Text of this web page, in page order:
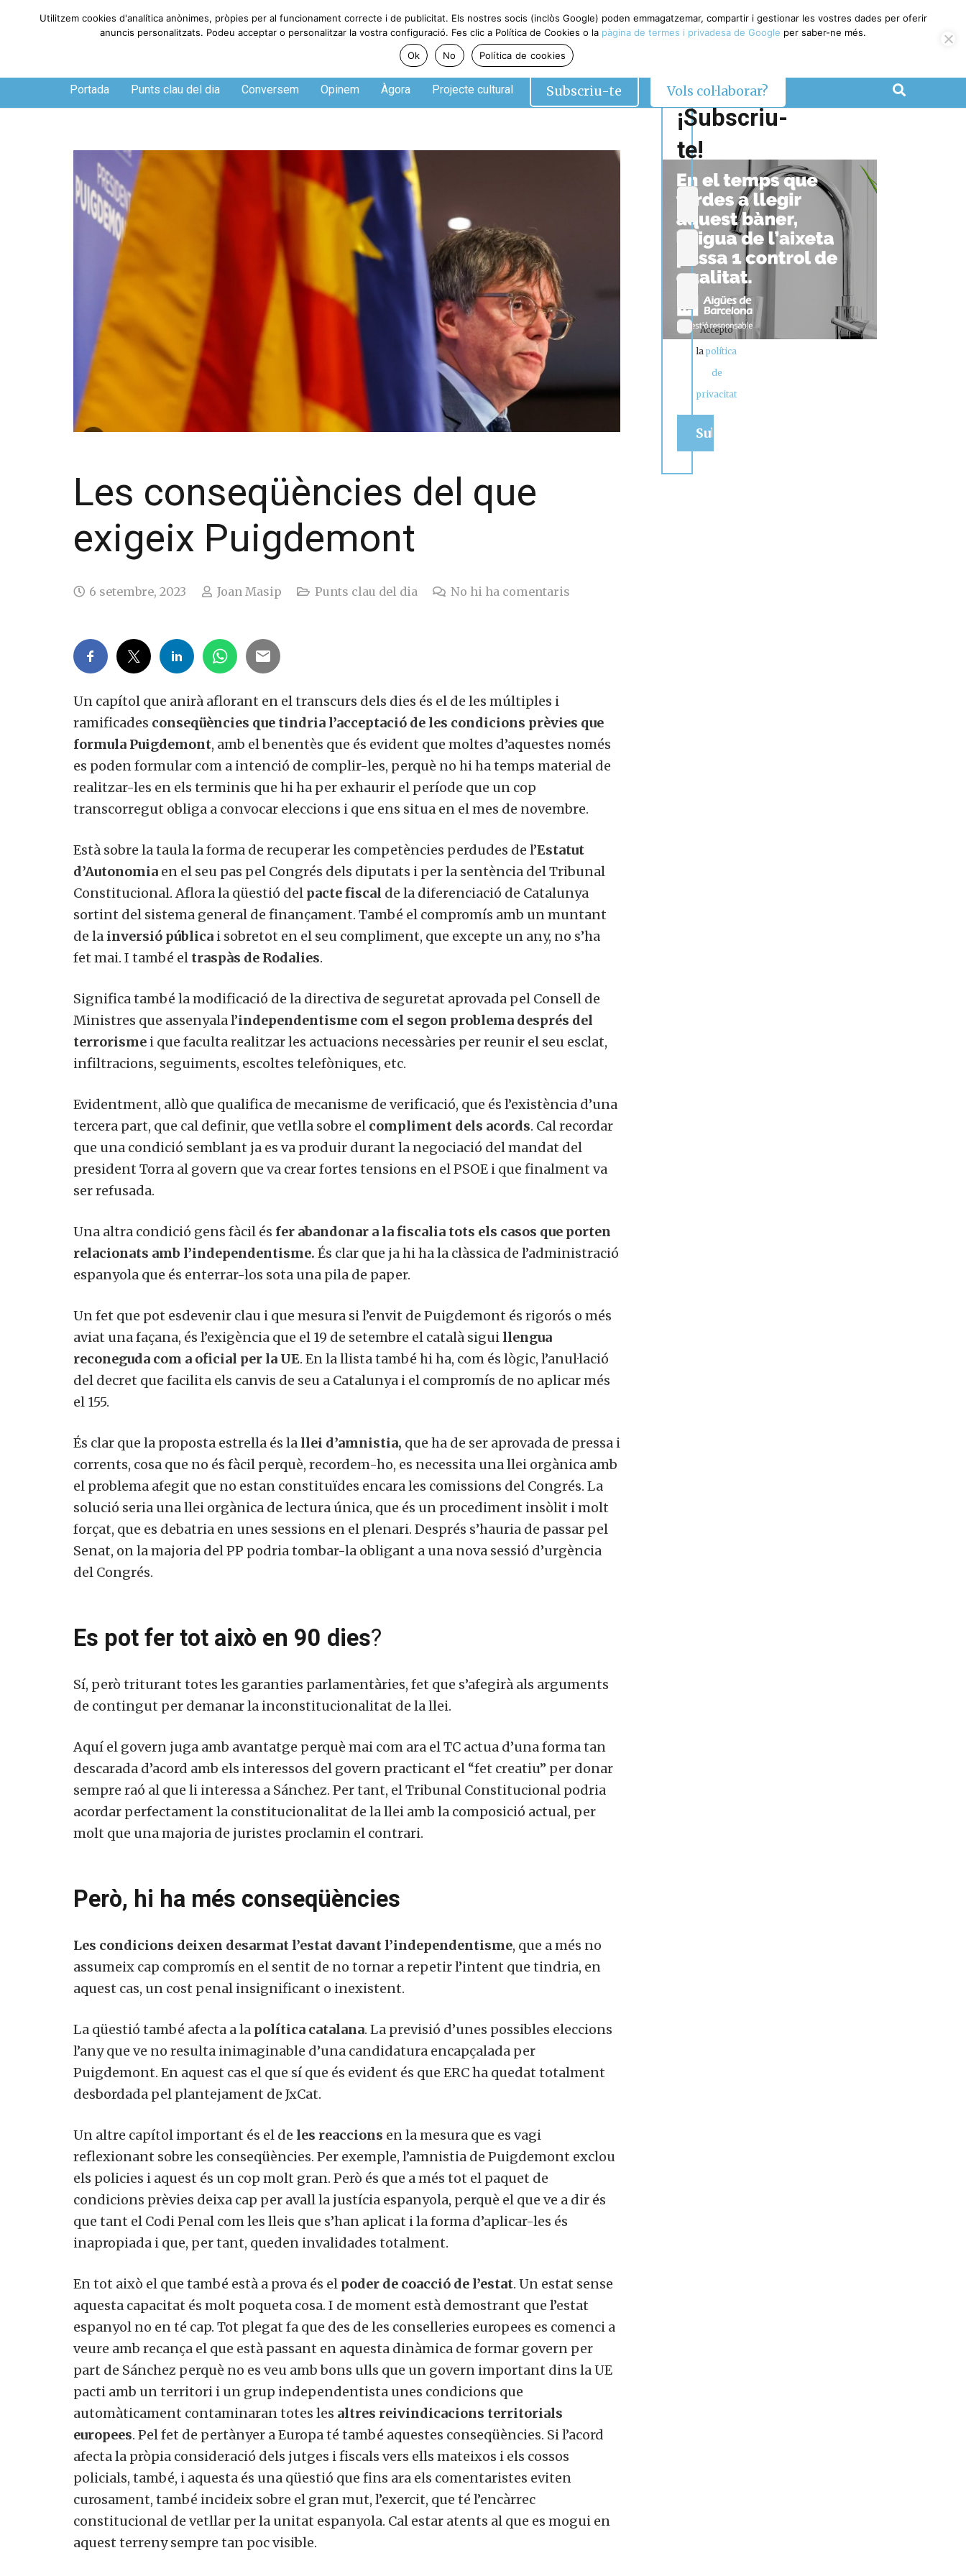
Divendres, 7 de agosto de 2026
Portada Punts clau del dia Conversem Opinem Àgora Projecte cultural Subscriu-te Vols col·laborar?
Les conseqüències del que
exigeix Puigdemont
6 setembre, 2023 Joan Masip Punts clau del dia No hi ha comentaris
Un capítol que anirà aflorant en el transcurs dels dies és el de les múltiples i
ramificades conseqüències que tindria l’acceptació de les condicions prèvies que
formula Puigdemont, amb el benentès que és evident que moltes d’aquestes només
es poden formular com a intenció de complir-les, perquè no hi ha temps material de
realitzar-les en els terminis que hi ha per exhaurir el període que un cop
transcorregut obliga a convocar eleccions i que ens situa en el mes de novembre.
Està sobre la taula la forma de recuperar les competències perdudes de l’Estatut
d’Autonomia en el seu pas pel Congrés dels diputats i per la sentència del Tribunal
Constitucional. Aflora la qüestió del pacte fiscal de la diferenciació de Catalunya
sortint del sistema general de finançament. També el compromís amb un muntant
de la inversió pública i sobretot en el seu compliment, que excepte un any, no s’ha
fet mai. I també el traspàs de Rodalies.
Significa també la modificació de la directiva de seguretat aprovada pel Consell de
Ministres que assenyala l’independentisme com el segon problema després del
terrorisme i que faculta realitzar les actuacions necessàries per reunir el seu esclat,
infiltracions, seguiments, escoltes telefòniques, etc.
Evidentment, allò que qualifica de mecanisme de verificació, que és l’existència d’una
tercera part, que cal definir, que vetlla sobre el compliment dels acords. Cal recordar
que una condició semblant ja es va produir durant la negociació del mandat del
president Torra al govern que va crear fortes tensions en el PSOE i que finalment va
ser refusada.
Una altra condició gens fàcil és fer abandonar a la fiscalia tots els casos que porten
relacionats amb l’independentisme. És clar que ja hi ha la clàssica de l’administració
espanyola que és enterrar-los sota una pila de paper.
Un fet que pot esdevenir clau i que mesura si l’envit de Puigdemont és rigorós o més
aviat una façana, és l’exigència que el 19 de setembre el català sigui llengua
reconeguda com a oficial per la UE. En la llista també hi ha, com és lògic, l’anul·lació
del decret que facilita els canvis de seu a Catalunya i el compromís de no aplicar més
el 155.
És clar que la proposta estrella és la llei d’amnistia, que ha de ser aprovada de pressa i
corrents, cosa que no és fàcil perquè, recordem-ho, es necessita una llei orgànica amb
el problema afegit que no estan constituïdes encara les comissions del Congrés. La
solució seria una llei orgànica de lectura única, que és un procediment insòlit i molt
forçat, que es debatria en unes sessions en el plenari. Després s’hauria de passar pel
Senat, on la majoria del PP podria tombar-la obligant a una nova sessió d’urgència
del Congrés.
Es pot fer tot això en 90 dies?
Sí, però triturant totes les garanties parlamentàries, fet que s’afegirà als arguments
de contingut per demanar la inconstitucionalitat de la llei.
Aquí el govern juga amb avantatge perquè mai com ara el TC actua d’una forma tan
descarada d’acord amb els interessos del govern practicant el “fet creatiu” per donar
sempre raó al que li interessa a Sánchez. Per tant, el Tribunal Constitucional podria
acordar perfectament la constitucionalitat de la llei amb la composició actual, per
molt que una majoria de juristes proclamin el contrari.
Però, hi ha més conseqüències
Les condicions deixen desarmat l’estat davant l’independentisme, que a més no
assumeix cap compromís en el sentit de no tornar a repetir l’intent que tindria, en
aquest cas, un cost penal insignificant o inexistent.
La qüestió també afecta a la política catalana. La previsió d’unes possibles eleccions
l’any que ve no resulta inimaginable d’una candidatura encapçalada per
Puigdemont. En aquest cas el que sí que és evident és que ERC ha quedat totalment
desbordada pel plantejament de JxCat.
Un altre capítol important és el de les reaccions en la mesura que es vagi
reflexionant sobre les conseqüències. Per exemple, l’amnistia de Puigdemont exclou
els policies i aquest és un cop molt gran. Però és que a més tot el paquet de
condicions prèvies deixa cap per avall la justícia espanyola, perquè el que ve a dir és
que tant el Codi Penal com les lleis que s’han aplicat i la forma d’aplicar-les és
inapropiada i que, per tant, queden invalidades totalment.
En tot això el que també està a prova és el poder de coacció de l’estat. Un estat sense
aquesta capacitat és molt poqueta cosa. I de moment està demostrant que l’estat
espanyol no en té cap. Tot plegat fa que des de les conselleries europees es comenci a
veure amb recança el que està passant en aquesta dinàmica de formar govern per
part de Sánchez perquè no es veu amb bons ulls que un govern important dins la UE
pacti amb un territori i un grup independentista unes condicions que
automàticament contaminaran totes les altres reivindicacions territorials
europees. Pel fet de pertànyer a Europa té també aquestes conseqüències. Si l’acord
afecta la pròpia consideració dels jutges i fiscals vers ells mateixos i els cossos
policials, també, i aquesta és una qüestió que fins ara els comentaristes eviten
curosament, també incideix sobre el gran mut, l’exercit, que té l’encàrrec
constitucional de vetllar per la unitat espanyola. Cal estar atents al que es mogui en
aquest terreny sempre tan poc visible.
¡Subscriu-
te!
Accepto
lapolítica
de
privacitat
Utilitzem cookies d'analítica anònimes, pròpies per al funcionament correcte i de publicitat. Els nostres socis (inclòs Google) poden emmagatzemar, compartir i gestionar les vostres dades per oferir
anuncis personalitzats. Podeu acceptar o personalitzar la vostra configuració. Fes clic a Política de Cookies o la pàgina de termes i privadesa de Google per saber-ne més.
Ok
No Política de cookies